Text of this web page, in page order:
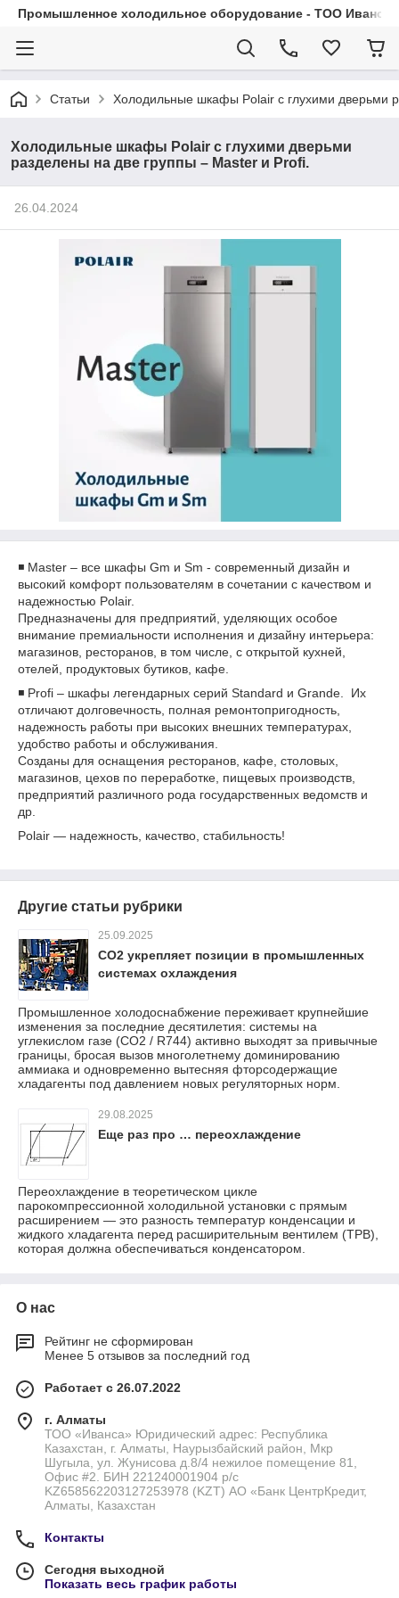
Промышленное холодильное оборудование - ТОО
Статьи Холодильные шкафы Polair с глухими дверьми
Холодильные шкафы Polair с глухими дверьми
разделены на две группы – Master и Profi.
26.04.2024
◾️ Master – все шкафы Gm и Sm - современный дизайн и
высокий комфорт пользователям в сочетании с качеством и
надежностью Polair.
Предназначены для предприятий, уделяющих особое
внимание премиальности исполнения и дизайну интерьера:
магазинов, ресторанов, в том числе, с открытой кухней,
отелей, продуктовых бутиков, кафе.
◾️ Profi – шкафы легендарных серий Standard и Grande. Их
отличают долговечность, полная ремонтопригодность,
надежность работы при высоких внешних температурах,
удобство работы и обслуживания.
Созданы для оснащения ресторанов, кафе, столовых,
магазинов, цехов по переработке, пищевых производств,
предприятий различного рода государственных ведомств и
др.
Polair — надежность, качество, стабильность!
Другие статьи рубрики
25.09.2025
CO2 укрепляет позиции в промышленных
системах охлаждения
Промышленное холодоснабжение переживает крупнейшие
изменения за последние десятилетия: системы на
углекислом газе (CO2 / R744) активно выходят за привычные
границы, бросая вызов многолетнему доминированию
аммиака и одновременно вытесняя фторсодержащие
хладагенты под давлением новых регуляторных норм.
29.08.2025
Еще раз про … переохлаждение
Переохлаждение в теоретическом цикле
парокомпрессионной холодильной установки с прямым
расширением — это разность температур конденсации и
жидкого хладагента перед расширительным вентилем (ТРВ),
которая должна обеспечиваться конденсатором.
О нас
Рейтинг не сформирован
Менее 5 отзывов за последний год
Работает с 26.07.2022
г. Алматы
ТОО «Иванса» Юридический адрес: Республика
Казахстан, г. Алматы, Наурызбайский район, Мкр
Шугыла, ул. Жунисова д.8/4 нежилое помещение 81,
Офис #2. БИН 221240001904 р/с
KZ658562203127253978 (KZT) АО «Банк ЦентрКредит,
Алматы, Казахстан
Контакты
Сегодня выходной
Показать весь график работы